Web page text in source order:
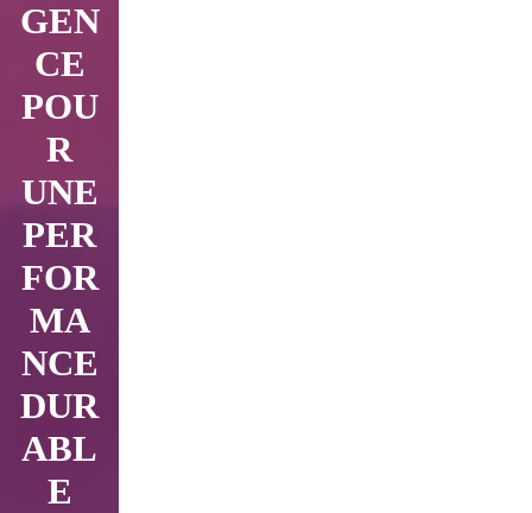
GEN
CE
POU
R
UNE
PER
FOR
MA
NCE
DUR
ABL
E